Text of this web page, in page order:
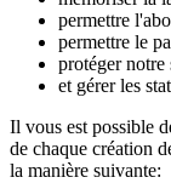
permettre
permettre le
protéger notre
et gérer les
Il vous est possible
de chaque création
la manière suivante: